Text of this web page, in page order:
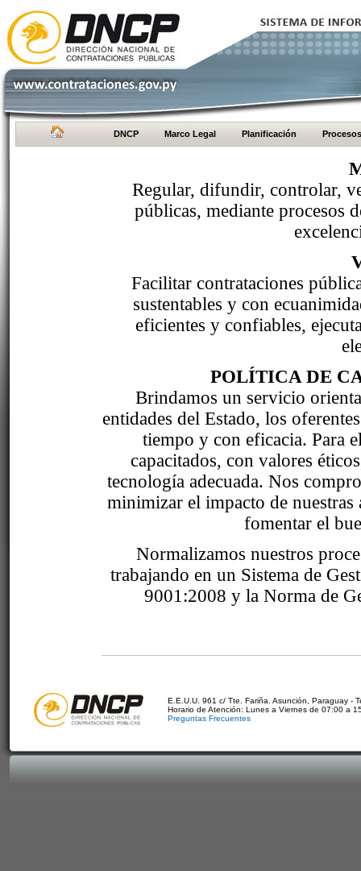
DNCP Marco Legal Planificación Procesos
Regular, difundir, controlar,
públicas, mediante procesos
Facilitar contrataciones
sustentables y con
eficientes y confiables,
POLÍTICA DE
Brindamos un servicio
entidades del Estado, los
tiempo y con eficacia. Para
capacitados, con valores
tecnología adecuada. Nos
minimizar el impacto de
fomentar el
Normalizamos nuestros
trabajando en un Sistema de
9001:2008 y la Norma de
E.E.U.U. 961 c/ Tte. Fariña. Asunción, Paraguay -
Horario de Atención: Lunes a Viernes de 07:00 a
Preguntas Frecuentes